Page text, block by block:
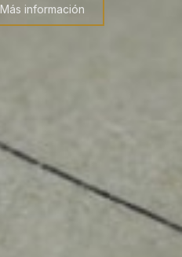
Más información